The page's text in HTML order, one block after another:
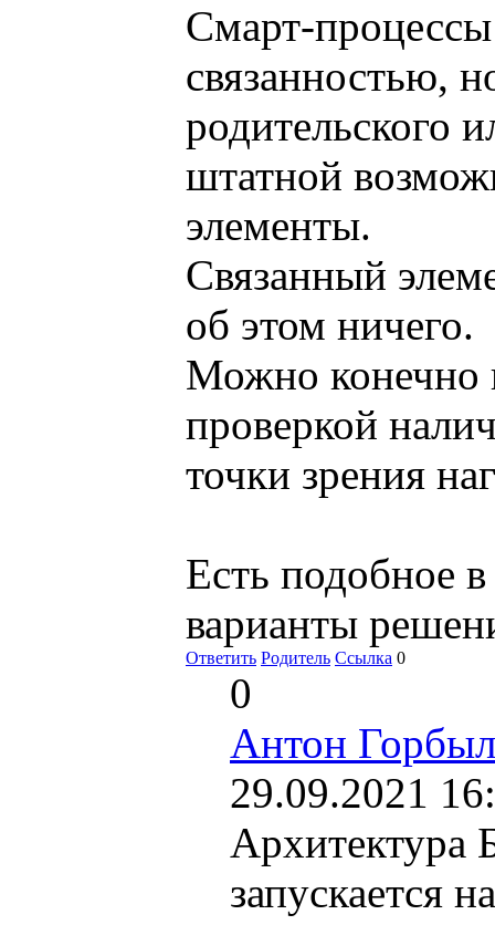
Смарт-
связанностью,
родительского
штатной
элементы.
Связанный
об этом ничего.
Можно конечно
проверкой
точки зрения
Есть подобное
варианты
Ответить Родитель Ссылка 0
0
Антон
29.09.2021
Архитектура
запускается